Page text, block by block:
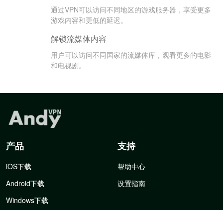
通过VPN可以访问不同地区的游戏服务器，享受更多
游戏内容和更低的延迟。
解锁流媒体内容
用户可以访问不同国家的流媒体库，观看更多的电影
和电视剧。
产品
iOS下载
Android下载
Windows下载
支持
帮助中心
设置指南